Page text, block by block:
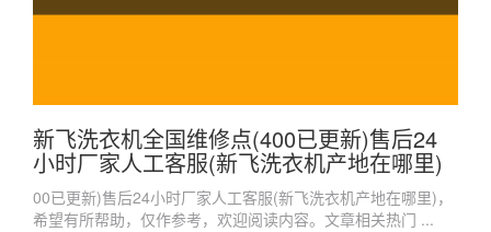
新飞洗衣机全国维修点(400已更新)售后24
小时厂家人工客服(新飞洗衣机产地在哪里)
00已更新)售后24小时厂家人工客服(新飞洗衣机产地在哪里)，
希望有所帮助，仅作参考，欢迎阅读内容。文章相关热门 ...